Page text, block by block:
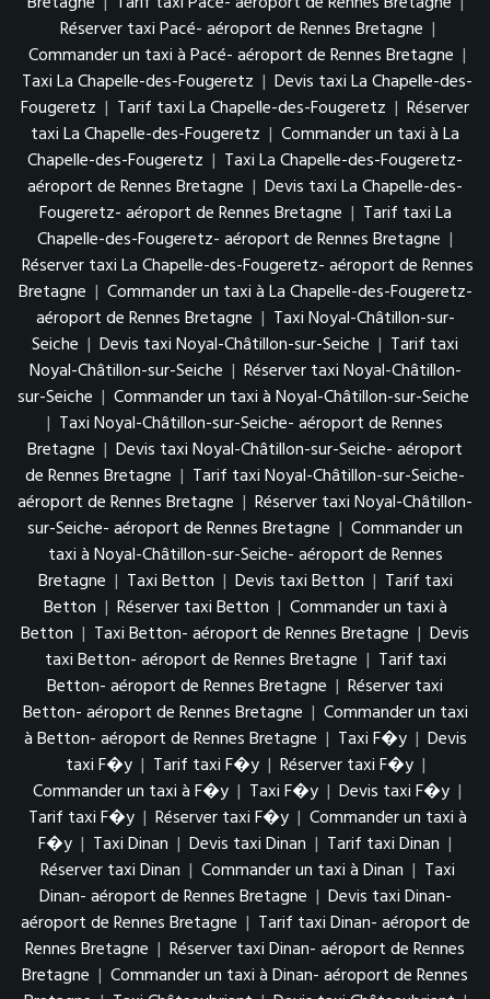
Réserver taxi Pacé- aéroport de Rennes Bretagne |
Commander un taxi à Pacé- aéroport de Rennes Bretagne |
Taxi La Chapelle-des-Fougeretz | Devis taxi La Chapelle-des-
Fougeretz | Tarif taxi La Chapelle-des-Fougeretz | Réserver
taxi La Chapelle-des-Fougeretz | Commander un taxi à La
Chapelle-des-Fougeretz | Taxi La Chapelle-des-Fougeretz-
aéroport de Rennes Bretagne | Devis taxi La Chapelle-des-
Fougeretz- aéroport de Rennes Bretagne | Tarif taxi La
Chapelle-des-Fougeretz- aéroport de Rennes Bretagne |
Réserver taxi La Chapelle-des-Fougeretz- aéroport de Rennes
Bretagne | Commander un taxi à La Chapelle-des-Fougeretz-
aéroport de Rennes Bretagne | Taxi Noyal-Châtillon-sur-
Seiche | Devis taxi Noyal-Châtillon-sur-Seiche | Tarif taxi
Noyal-Châtillon-sur-Seiche | Réserver taxi Noyal-Châtillon-
sur-Seiche | Commander un taxi à Noyal-Châtillon-sur-Seiche
| Taxi Noyal-Châtillon-sur-Seiche- aéroport de Rennes
Bretagne | Devis taxi Noyal-Châtillon-sur-Seiche- aéroport
de Rennes Bretagne | Tarif taxi Noyal-Châtillon-sur-Seiche-
aéroport de Rennes Bretagne | Réserver taxi Noyal-Châtillon-
sur-Seiche- aéroport de Rennes Bretagne | Commander un
taxi à Noyal-Châtillon-sur-Seiche- aéroport de Rennes
Bretagne | Taxi Betton | Devis taxi Betton | Tarif taxi
Betton | Réserver taxi Betton | Commander un taxi à
Betton | Taxi Betton- aéroport de Rennes Bretagne | Devis
taxi Betton- aéroport de Rennes Bretagne | Tarif taxi
Betton- aéroport de Rennes Bretagne | Réserver taxi
Betton- aéroport de Rennes Bretagne | Commander un taxi
à Betton- aéroport de Rennes Bretagne | Taxi F�y | Devis
taxi F�y | Tarif taxi F�y | Réserver taxi F�y |
Commander un taxi à F�y | Taxi F�y | Devis taxi F�y |
Tarif taxi F�y | Réserver taxi F�y | Commander un taxi à
F�y | Taxi Dinan | Devis taxi Dinan | Tarif taxi Dinan |
Réserver taxi Dinan | Commander un taxi à Dinan | Taxi
Dinan- aéroport de Rennes Bretagne | Devis taxi Dinan-
aéroport de Rennes Bretagne | Tarif taxi Dinan- aéroport de
Rennes Bretagne | Réserver taxi Dinan- aéroport de Rennes
Bretagne | Commander un taxi à Dinan- aéroport de Rennes